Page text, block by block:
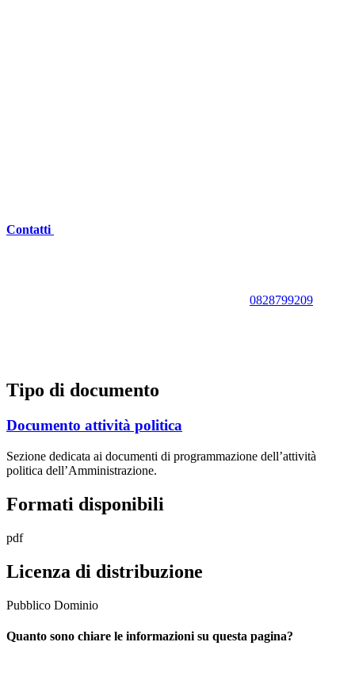
Contatti
0828799209
Tipo di documento
Documento attività politica
Sezione dedicata ai documenti di programmazione dell’attività
politica dell’Amministrazione.
Formati disponibili
pdf
Licenza di distribuzione
Pubblico Dominio
Quanto sono chiare le informazioni su questa pagina?